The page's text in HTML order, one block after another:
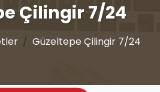
Çilingir 7/24
Güzeltepe Çilingir 7/24